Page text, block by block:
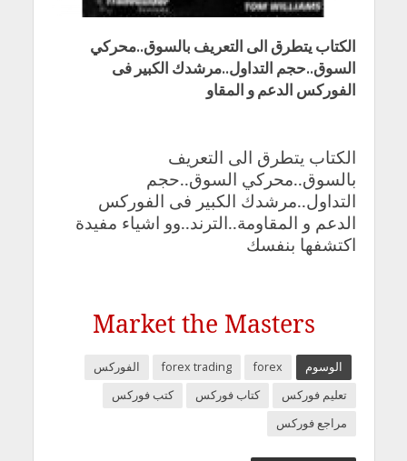
الكتاب يتطرق الى التعريف بالسوق..محركي
السوق..حجم التداول..مرشدك الكبير فى
الفوركس الدعم و المقاو
الكتاب يتطرق الى التعريف
بالسوق..محركي السوق..حجم
التداول..مرشدك الكبير فى الفوركس
الدعم و المقاومة..الترند..وو اشياء مفيدة
اكتشفها بنفسك
Market the Masters
الوسوم forex
forex trading
الفوركس
تعليم فوركس
كتاب فوركس
كتب فوركس
مراجع فوركس